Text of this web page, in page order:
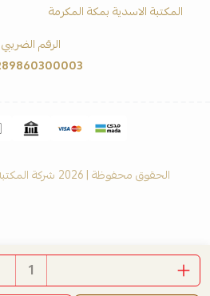
المكتبة الاسدية بمكة المكرمة
الرقم الضريبي
الحقوق محفوظة | 2026 شركة